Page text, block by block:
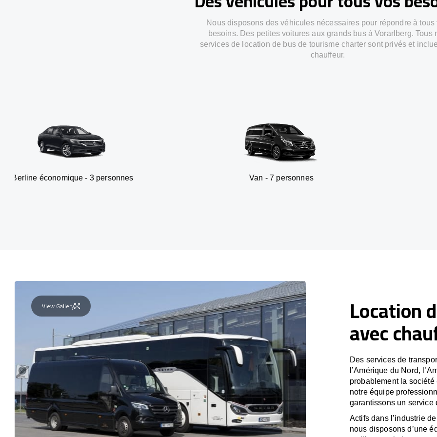
Nous disposons des véhicules nécessaires pour répondre à tous
besoins. Des petites voitures aux grands bus à Vorarlberg. Tous
services de location de bus de tourisme charter sont privés et
chauffeur.
- 3 personnes Van - 7 personnes SUV - 3
View Gallery Location
avec
Des services de
l’Amérique du Nord,
probablement la société
notre équipe
garantissons un service
Actifs dans l’industrie
nous disposons d’une